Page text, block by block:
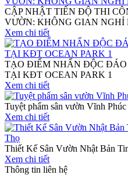
CẬP NHẬT TIẾN ĐỘ THI
VƯỜN: KHÔNG GIAN NGHỈ
Xem chi tiết
TẠO ĐIỂM NHẤN ĐỘC
TẠI KĐT OCEAN PARK 1
Xem chi tiết
Tuyệt phẩm sân vườn Vĩnh
Xem chi tiết
Thiết Kế Sân Vườn Nhật Bản
Xem chi tiết
Thông tin liên hệ